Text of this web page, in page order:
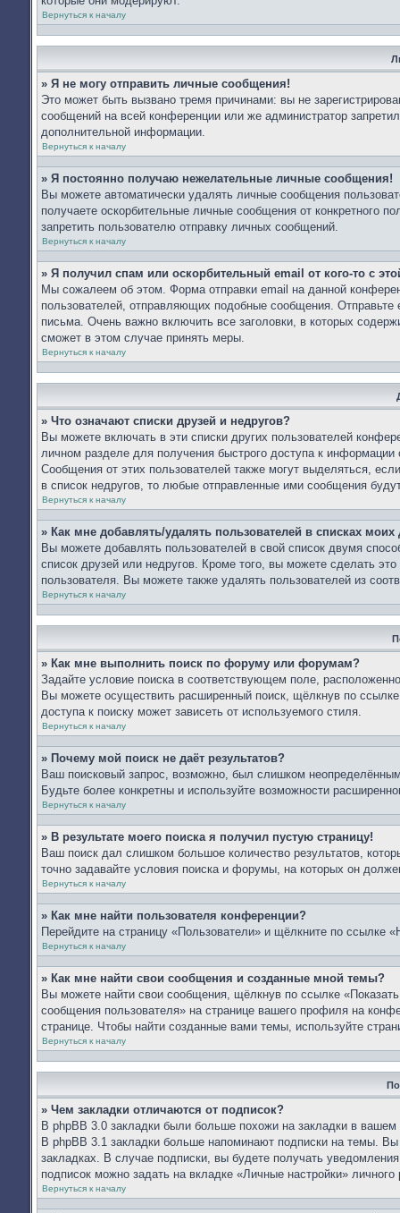
Вернуться к началу
» Я не могу отправить личные сообщения!
Это может быть вызвано тремя причинами: вы не
сообщений на всей конференции или же администратор
дополнительной информации.
Вернуться к началу
» Я постоянно получаю нежелательные личные сообщения!
Вы можете автоматически удалять личные сообщения
получаете оскорбительные личные сообщения от конкретного
запретить пользователю отправку личных сообщений.
Вернуться к началу
» Я получил спам или оскорбительный email от кого-то с
Мы сожалеем об этом. Форма отправки email на данной
пользователей, отправляющих подобные сообщения.
письма. Очень важно включить все заголовки, в которых
сможет в этом случае принять меры.
Вернуться к началу
» Что означают списки друзей и недругов?
Вы можете включать в эти списки других пользователей
личном разделе для получения быстрого доступа к
Сообщения от этих пользователей также могут выделяться,
в список недругов, то любые отправленные ими сообщения
Вернуться к началу
» Как мне добавлять/удалять пользователей в списках моих
Вы можете добавлять пользователей в свой список двумя
список друзей или недругов. Кроме того, вы можете сделать
пользователя. Вы можете также удалять пользователей из
Вернуться к началу
» Как мне выполнить поиск по форуму или форумам?
Задайте условие поиска в соответствующем поле,
Вы можете осуществить расширенный поиск, щёлкнув по
доступа к поиску может зависеть от используемого стиля.
Вернуться к началу
» Почему мой поиск не даёт результатов?
Ваш поисковый запрос, возможно, был слишком
Будьте более конкретны и используйте возможности
Вернуться к началу
» В результате моего поиска я получил пустую страницу!
Ваш поиск дал слишком большое количество результатов,
точно задавайте условия поиска и форумы, на которых он
Вернуться к началу
» Как мне найти пользователя конференции?
Перейдите на страницу «Пользователи» и щёлкните по ссылке
Вернуться к началу
» Как мне найти свои сообщения и созданные мной темы?
Вы можете найти свои сообщения, щёлкнув по ссылке
сообщения пользователя» на странице вашего профиля на
странице. Чтобы найти созданные вами темы, используйте
Вернуться к началу
» Чем закладки отличаются от подписок?
В phpBB 3.0 закладки были больше похожи на закладки в
В phpBB 3.1 закладки больше напоминают подписки на темы.
закладках. В случае подписки, вы будете получать
подписок можно задать на вкладке «Личные настройки» личного
Вернуться к началу